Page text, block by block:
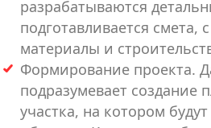
разрабатываются
подготавливается смета,
материалы и
Формирование проекта.
подразумевает создание
участка, на котором